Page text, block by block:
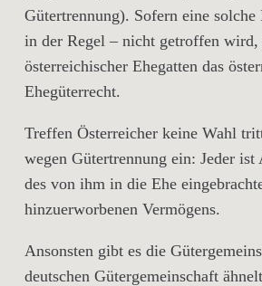
Gütertrennung). Sofern eine
in der Regel – nicht getroffen
österreichischer Ehegatten das
Ehegüterrecht.
Treffen Österreicher keine Wahl
wegen Gütertrennung ein: Jeder
des von ihm in die Ehe
hinzuerworbenen Vermögens.
Ansonsten gibt es die
deutschen Gütergemeinschaft